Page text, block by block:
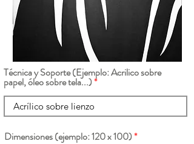
Técnica y Soporte (Ejemplo: Acrilico sobre
papel, óleo sobre tela...)
Dimensiones (ejemplo: 120 x 100)